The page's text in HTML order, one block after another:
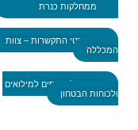
ממחלקות כנרת
פרטי התקשרות – צוות
המכללה
עדכונים למגויסים למילואים
ולכוחות הבטחון